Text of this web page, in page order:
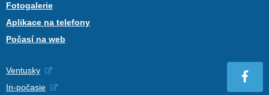
Fotogalerie
Aplikace na telefony
Počasí na web
Ventusky
In-počasie